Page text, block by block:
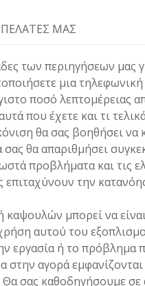
ΜΑΣ
των περιηγήσεων μας
μια
ποσό λεπτομέρειας
που έχετε και τι
θα σας βοηθήσει να
θα απαριθμήσει
προβλήματα και τις
επιταχύνουν την
καψουλών μπορεί να
αυτού του
εργασία ή το
στην αγορά
σας καθοδηγήσουμε